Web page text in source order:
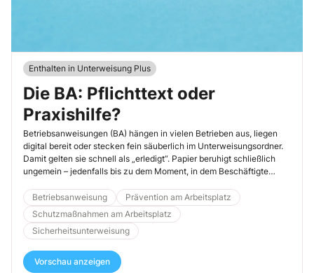
Enthalten in Unterweisung Plus
Die BA: Pflichttext oder
Praxishilfe?
Betriebsanweisungen (BA) hängen in vielen Betrieben aus, liegen
digital bereit oder stecken fein säuberlich im Unterweisungsordner.
Damit gelten sie schnell als „erledigt“. Papier beruhigt schließlich
ungemein – jedenfalls bis zu dem Moment, in dem Beschäftigte
ihren Zweck erfüllt.
Betriebsanweisung
Prävention am Arbeitsplatz
Schutzmaßnahmen am Arbeitsplatz
Sicherheitsunterweisung
Vorschau anzeigen